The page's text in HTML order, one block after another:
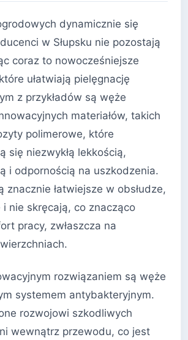
dynamicznie się
w Słupsku nie pozostają
coraz to nowocześniejsze
ułatwiają pielęgnację
z przykładów są węże
materiałów, takich
polimerowe, które
się niezwykłą lekkością,
i odpornością na uszkodzenia.
znacznie łatwiejsze w obsłudze,
i nie skręcają, co znacząco
pracy, zwłaszcza na
rozwiązaniem są węże
systemem antybakteryjnym.
rozwojowi szkodliwych
wewnątrz przewodu, co jest